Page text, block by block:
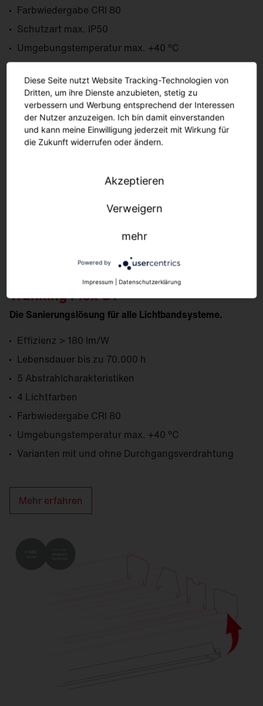
Farb­wiedergabe CRI 80
Schutzart max. IP50
Umgebungs­temperatur max. +40 °C
Mehr erfahren
Trunking Flex 31
Die Sanierungslösung für alle Lichtbandsysteme.
Effizienz > 180 lm/W
Lebensdauer bis zu 70.000 h
5 Abstrahlcharakteristiken
4 Lichtfarben
Farb­wiedergabe CRI 80
Umgebungs­temperatur max. +40 °C
Varianten mit und ohne Durchgangsverdrahtung
Mehr erfahren
Diese Seite nutzt Website Tracking-Technologien von
Dritten, um ihre Dienste anzubieten, stetig zu
verbessern und Werbung entsprechend der Interessen
der Nutzer anzuzeigen. Ich bin damit einverstanden
und kann meine Einwilligung jederzeit mit Wirkung für
die Zukunft widerrufen oder ändern.
Akzeptieren
Verweigern
mehr
Powered by
Impressum | Datenschutzerklärung